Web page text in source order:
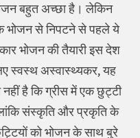
बहुत अच्छा है। लेकिन
भोजन से निपटने से पहले ये
भोजन की तैयारी इस देश
स्वस्थ अस्वास्थ्यकर, यह
नहीं है कि ग्रीस में एक छुट्टी
संस्कृति और प्रकृति के
को भोजन के साथ बुरे